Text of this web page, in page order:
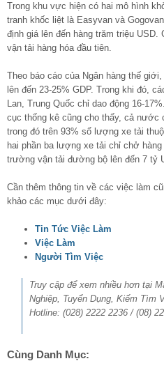
Trong khu vực hiện có hai mô hình
tranh khốc liệt là Easyvan và
định giá lên đến hàng trăm triệu
vận tải hàng hóa đầu tiên.
Theo báo cáo của Ngân hàng thế
lên đến 23-25% GDP. Trong khi đó,
Lan, Trung Quốc chỉ dao động 16-
cục thống kê cũng cho thấy, cả nước
trong đó trên 93% số lượng xe tải
hai phần ba lượng xe tải chỉ chở
trường vận tải đường bộ lên đến 7 tỷ
Cần thêm thông tin về các việc làm
khảo các mục dưới đây:
Tin Tức Việc Làm
Việc Làm
Người Tìm Việc
Truy cập để xem nhiều hơn tại
Nghiệp, Tuyển Dụng, Kiếm Tìm
Hotline: (028) 2222 2236 / (08)
Cùng Danh Mục: